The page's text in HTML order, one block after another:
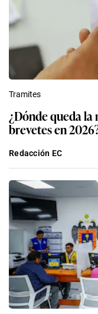
Tramites
¿Dónde queda la
brevetes en
Redacción EC